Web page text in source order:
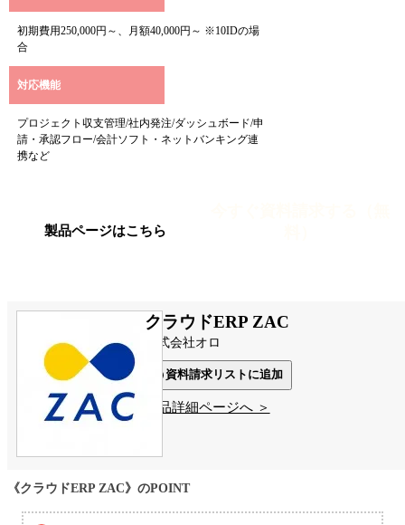
初期費用250,000円～、月額40,000円～ ※10IDの場
合
対応機能
プロジェクト収支管理/社内発注/ダッシュボード/申
請・承認フロー/会計ソフト・ネットバンキング連
携など
製品ページはこちら
クラウドERP ZAC
株式会社オロ
資料請求リストに追加
製品詳細ページへ ＞
《クラウドERP ZAC》のPOINT